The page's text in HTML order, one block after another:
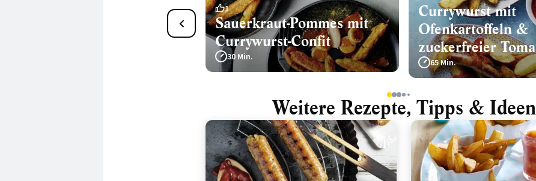
1
Sauerkraut-Pommes mit
Currywurst-Confit
30 Min.
Currywurst mit
Ofenkartoffeln &
zuckerfreier
65 Min.
1234 5
Weitere Rezepte, Tipps & Ideen